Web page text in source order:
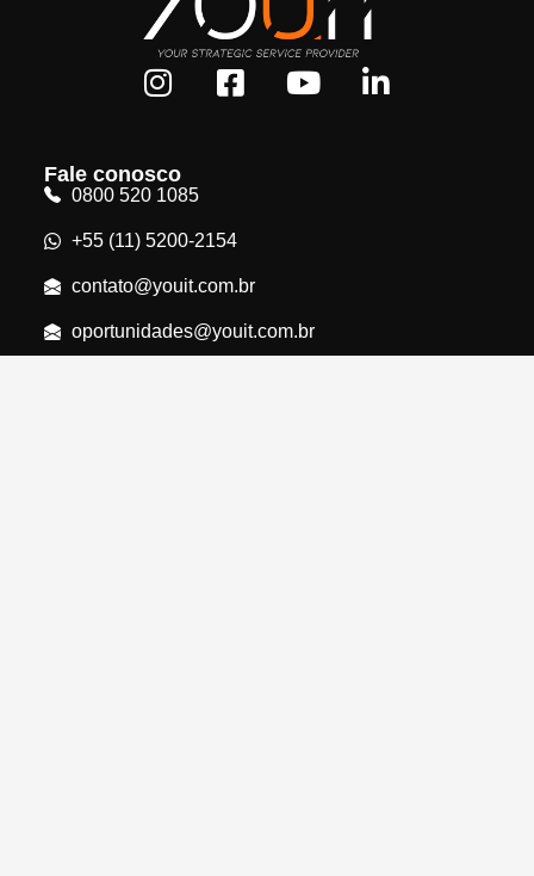
Fale conosco
0800 520 1085
+55 (11) 5200-2154
contato@youit.com.br
oportunidades@youit.com.br